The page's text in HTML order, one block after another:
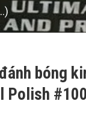
bóng
Polish